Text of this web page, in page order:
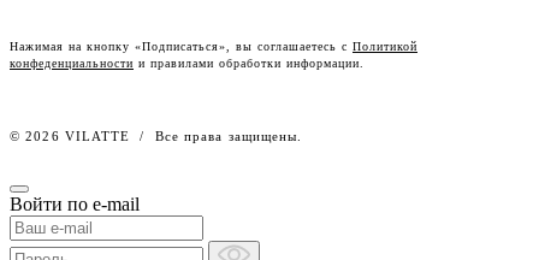
Работа в компании
Нажимая на кнопку «Подписаться», вы соглашаетесь с Политикой
конфеденциальности и правилами обработки информации.
© 2026 VILATTE / Все права защищены.
Войти по e-mail